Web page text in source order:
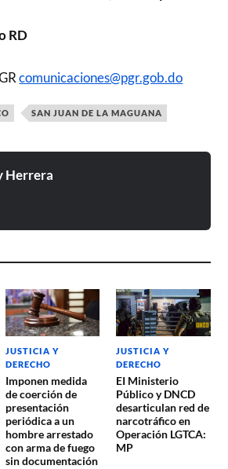
RD
comunicaciones@pgr.gob.do
SAN JUAN DE LA MAGUANA
Herrera
JUSTICIA Y
DERECHO
Imponen medida
de coerción de
presentación
periódica a un
hombre arrestado
con arma de fuego
sin documentación
JUSTICIA Y
DERECHO
EI Ministerio
Público y DNCD
desarticulan red de
narcotráfico en
Operación LGTCA:
MP